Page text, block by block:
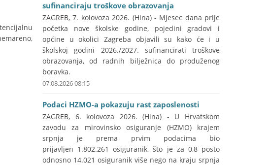
sufinanciraju troškove obrazovanja
ZAGREB, 7. kolovoza 2026. (Hina) - Mjesec dana prije
početka nove školske godine, pojedini gradovi i
općine u okolici Zagreba objavili su kako će i u
školskoj godini 2026./2027. sufinancirati troškove
obrazovanja, od radnih bilježnica do produženog
boravka.
07.08.2026 08:15
Podaci HZMO-a pokazuju rast zaposlenosti
ZAGREB, 6. kolovoza 2026. (Hina) - U Hrvatskom
zavodu za mirovinsko osiguranje (HZMO) krajem
srpnja je prema prvim podacima bio
prijavljen 1.802.261 osiguranik, što je za 0,8 posto
odnosno 14.021 osiguranik više nego na kraju srpnja